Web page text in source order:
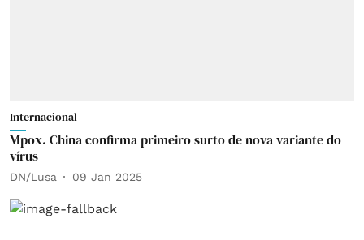
Internacional
Mpox. China confirma primeiro surto de nova variante do
vírus
DN/Lusa 09 Jan 2025